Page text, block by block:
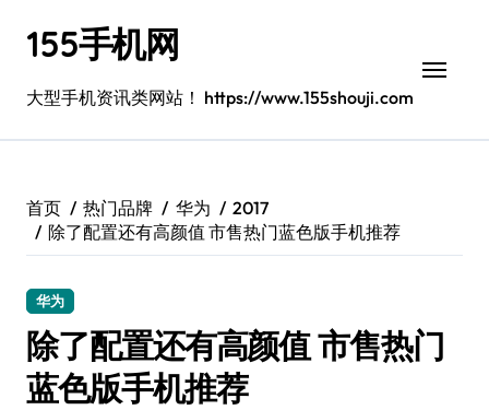
155手机网
大型手机资讯类网站！ https://www.155shouji.com
首页 热门品牌 华为
2017
除了配置还有高颜值 市售热门蓝色版手机推荐
华为
除了配置还有高颜值 市售热门
蓝色版手机推荐